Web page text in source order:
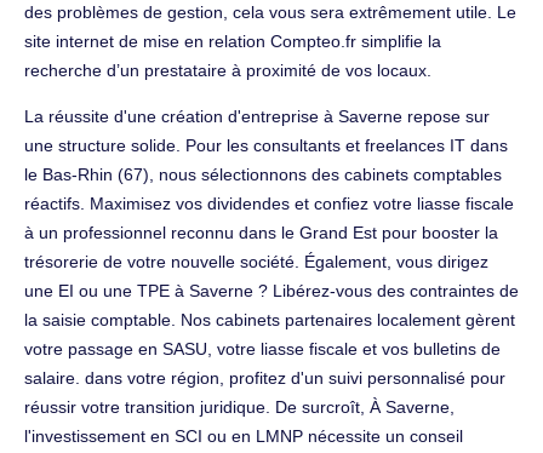
des problèmes de gestion, cela vous sera extrêmement utile. Le
site internet de mise en relation Compteo.fr simplifie la
recherche d’un prestataire à proximité de vos locaux.
La réussite d'une création d'entreprise à Saverne repose sur
une structure solide. Pour les consultants et freelances IT dans
le Bas-Rhin (67), nous sélectionnons des cabinets comptables
réactifs. Maximisez vos dividendes et confiez votre liasse fiscale
à un professionnel reconnu dans le Grand Est pour booster la
trésorerie de votre nouvelle société. Également, vous dirigez
une EI ou une TPE à Saverne ? Libérez-vous des contraintes de
la saisie comptable. Nos cabinets partenaires localement gèrent
votre passage en SASU, votre liasse fiscale et vos bulletins de
salaire. dans votre région, profitez d'un suivi personnalisé pour
réussir votre transition juridique. De surcroît, À Saverne,
l'investissement en SCI ou en LMNP nécessite un conseil